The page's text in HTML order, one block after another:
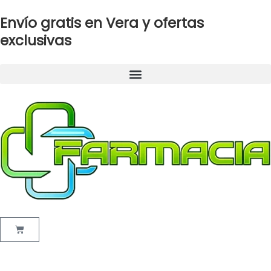
al
contenido
Envío gratis en Vera y ofertas
exclusivas
Cart